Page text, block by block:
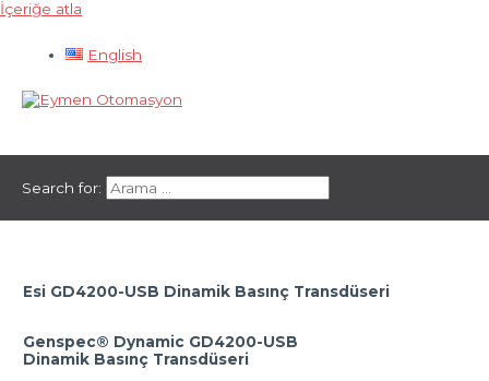
İçeriğe atla
English
Search for:
Esi GD4200-USB Dinamik Basınç Transdüseri
Genspec® Dynamic GD4200-USB
Dinamik Basınç Transdüseri